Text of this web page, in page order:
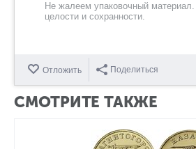
Не жалеем упаковочный
целости и сохранности.
Отложить Поделиться
СМОТРИТЕ ТАКЖЕ